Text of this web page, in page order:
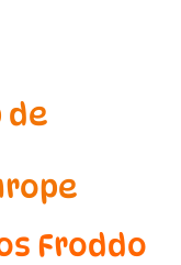
Froddo